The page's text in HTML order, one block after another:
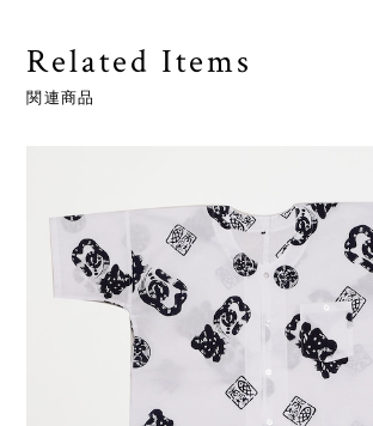
Related Items
関連商品